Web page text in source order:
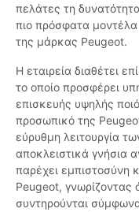
πελάτες τη
πιο πρόσφατα μοντέλα
της μάρκας Peugeot.
Η εταιρεία διαθέτει
το οποίο προσφέρει
επισκευής υψηλής
προσωπικό της
εύρυθμη λειτουργία
αποκλειστικά γνήσια
παρέχει εμπιστοσύνη
Peugeot, γνωρίζοντας
συντηρούνται